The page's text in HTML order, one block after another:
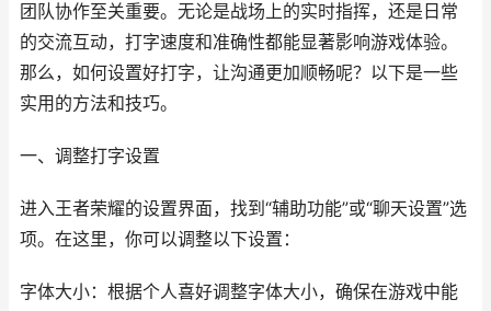
团队协作至关重要。无论是战场上的实时指挥，还是日常
的交流互动，打字速度和准确性都能显著影响游戏体验。
那么，如何设置好打字，让沟通更加顺畅呢？以下是一些
实用的方法和技巧。
一、调整打字设置
进入王者荣耀的设置界面，找到“辅助功能”或“聊天设置”选
项。在这里，你可以调整以下设置：
字体大小：根据个人喜好调整字体大小，确保在游戏中能